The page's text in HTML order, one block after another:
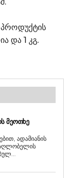
და 1 კგ.
ᲛᲔᲝᲗᲮᲔ
ადამიანის